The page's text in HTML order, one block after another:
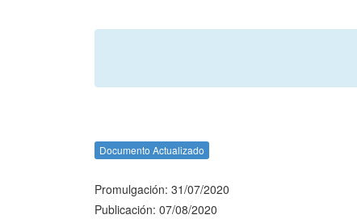
Documento Actualizado
Promulgación: 31/07/2020
Publicación: 07/08/2020